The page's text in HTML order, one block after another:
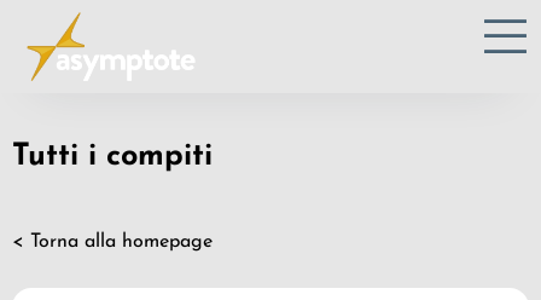
Tutti i compiti
< Torna alla homepage